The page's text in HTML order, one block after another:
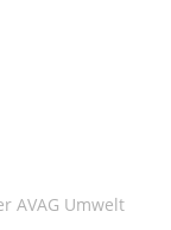
AVAG Umwelt